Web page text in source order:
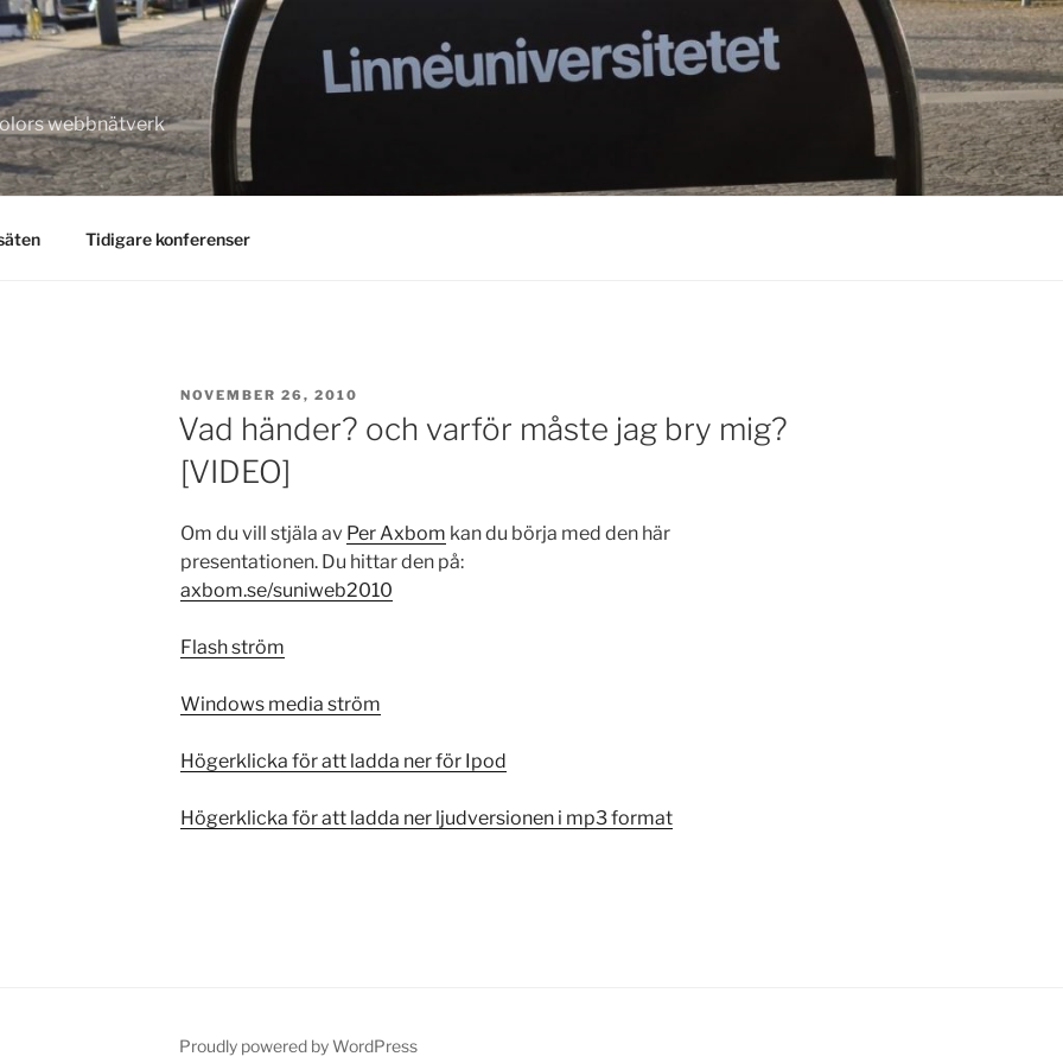
webbnätverk
Tidigare konferenser
POSTED
ON
NOVEMBER 26, 2010
Vad händer? och varför måste jag bry mig?
[VIDEO]
Om du vill stjäla av Per Axbom kan du börja med den här
presentationen. Du hittar den på:
axbom.se/suniweb2010
Flash ström
Windows media ström
Högerklicka för att ladda ner för Ipod
Högerklicka för att ladda ner ljudversionen i mp3 format
Proudly powered by WordPress